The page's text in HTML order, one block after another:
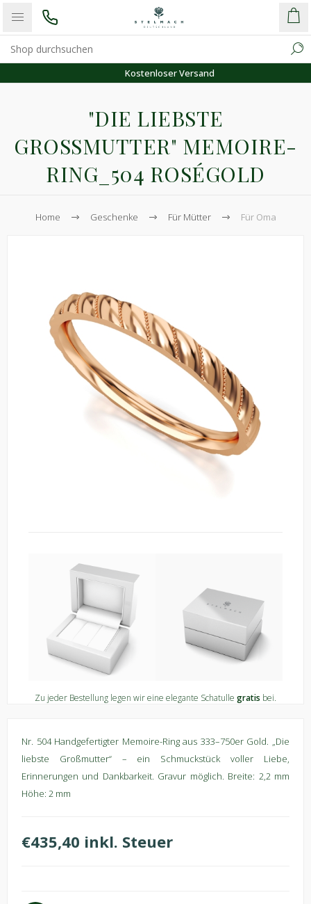
Kostenloser Versand
"DIE LIEBSTE
GROSSMUTTER" MEMOIRE-R
ING_504 ROSÉGOLD
Home Geschenke Für Mütter Für Oma
Zu jeder Bestellung legen wir eine elegante Schatulle gratis bei.
Nr. 504 Handgefertigter Memoire-Ring aus 333–750er Gold. „Die
liebste Großmutter“ – ein Schmuckstück voller Liebe,
Erinnerungen und Dankbarkeit. Gravur möglich. Breite: 2,2 mm
Höhe: 2 mm
€435,40 inkl. Steuer